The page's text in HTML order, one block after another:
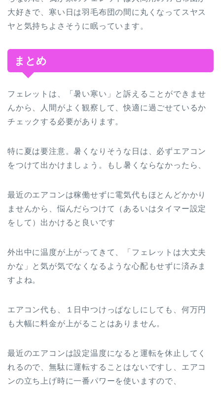
大好きで、寒い日は羽毛布団の間に丸くなってスヤス
ヤと気持ちよさそうに眠っています。
まとめ
フェレットは、「暑い寒い」と訴えることができませ
んから、人間がよく観察して、快適に過ごせているか
チェックする必要があります。
特に夏は要注意。暑くなりそうな日は、必ずエアコン
をつけて出かけましょう。もし暑くならなかったら、
最近のエアコンは稼働せずに電気代もほとんどかかり
ませんから、悩んだらつけて（あるいはタイマー設定
をして）出かけると良いです
外出中に温度が上がってきて、「フェレットは大丈夫
かな」と気が気でなくなるような心配もせずに済みま
すよね。
エアコン代も、１日中つけっぱなしにしても、何万円
も大幅に料金が上がることはありません。
最近のエアコンは設定温度になると運転を休止してく
れるので、無駄に運転することはないですし、エアコ
ンの立ち上げ時に一番パワーを使いますので、